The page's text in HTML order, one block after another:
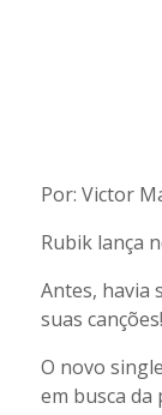
Por: Victor
Rubik lança
Antes, havia
suas canções!
O novo
em busca